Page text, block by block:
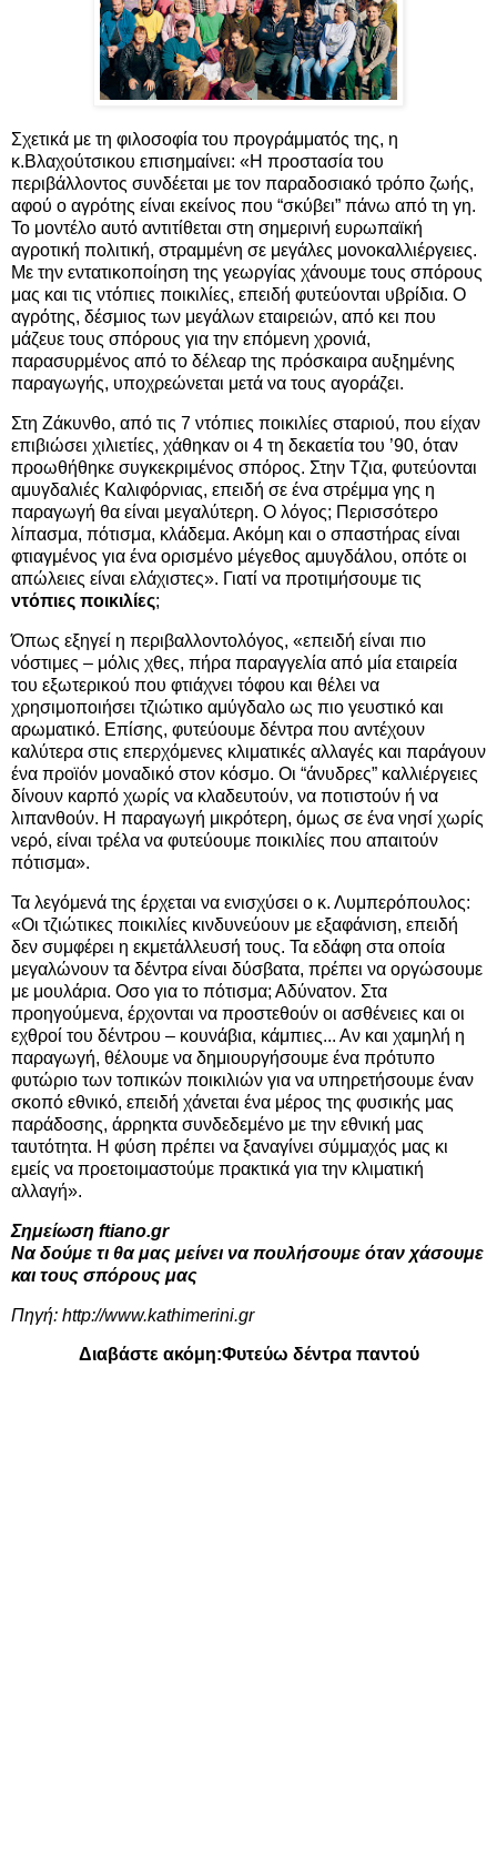
Σχετικά με τη φιλοσοφία του προγράμματός της, η
κ.Βλαχούτσικου επισημαίνει: «Η προστασία του
περιβάλλοντος συνδέεται με τον παραδοσιακό τρόπο ζωής,
αφού ο αγρότης είναι εκείνος που “σκύβει” πάνω από τη γη.
Το μοντέλο αυτό αντιτίθεται στη σημερινή ευρωπαϊκή
αγροτική πολιτική, στραμμένη σε μεγάλες μονοκαλλιέργειες.
Με την εντατικοποίηση της γεωργίας χάνουμε τους σπόρους
μας και τις ντόπιες ποικιλίες, επειδή φυτεύονται υβρίδια. Ο
αγρότης, δέσμιος των μεγάλων εταιρειών, από κει που
μάζευε τους σπόρους για την επόμενη χρονιά,
παρασυρμένος από το δέλεαρ της πρόσκαιρα αυξημένης
παραγωγής, υποχρεώνεται μετά να τους αγοράζει.
Στη Ζάκυνθο, από τις 7 ντόπιες ποικιλίες σταριού, που είχαν
επιβιώσει χιλιετίες, χάθηκαν οι 4 τη δεκαετία του ’90, όταν
προωθήθηκε συγκεκριμένος σπόρος. Στην Τζια, φυτεύονται
αμυγδαλιές Καλιφόρνιας, επειδή σε ένα στρέμμα γης η
παραγωγή θα είναι μεγαλύτερη. Ο λόγος; Περισσότερο
λίπασμα, πότισμα, κλάδεμα. Ακόμη και ο σπαστήρας είναι
φτιαγμένος για ένα ορισμένο μέγεθος αμυγδάλου, οπότε οι
απώλειες είναι ελάχιστες». Γιατί να προτιμήσουμε τις
ντόπιες ποικιλίες;
Όπως εξηγεί η περιβαλλοντολόγος, «επειδή είναι πιο
νόστιμες – μόλις χθες, πήρα παραγγελία από μία εταιρεία
του εξωτερικού που φτιάχνει τόφου και θέλει να
χρησιμοποιήσει τζιώτικο αμύγδαλο ως πιο γευστικό και
αρωματικό. Επίσης, φυτεύουμε δέντρα που αντέχουν
καλύτερα στις επερχόμενες κλιματικές αλλαγές και παράγουν
ένα προϊόν μοναδικό στον κόσμο. Οι “άνυδρες” καλλιέργειες
δίνουν καρπό χωρίς να κλαδευτούν, να ποτιστούν ή να
λιπανθούν. Η παραγωγή μικρότερη, όμως σε ένα νησί χωρίς
νερό, είναι τρέλα να φυτεύουμε ποικιλίες που απαιτούν
πότισμα».
Τα λεγόμενά της έρχεται να ενισχύσει ο κ. Λυμπερόπουλος:
«Οι τζιώτικες ποικιλίες κινδυνεύουν με εξαφάνιση, επειδή
δεν συμφέρει η εκμετάλλευσή τους. Τα εδάφη στα οποία
μεγαλώνουν τα δέντρα είναι δύσβατα, πρέπει να οργώσουμε
με μουλάρια. Οσο για το πότισμα; Αδύνατον. Στα
προηγούμενα, έρχονται να προστεθούν οι ασθένειες και οι
εχθροί του δέντρου – κουνάβια, κάμπιες... Αν και χαμηλή η
παραγωγή, θέλουμε να δημιουργήσουμε ένα πρότυπο
φυτώριο των τοπικών ποικιλιών για να υπηρετήσουμε έναν
σκοπό εθνικό, επειδή χάνεται ένα μέρος της φυσικής μας
παράδοσης, άρρηκτα συνδεδεμένο με την εθνική μας
ταυτότητα. Η φύση πρέπει να ξαναγίνει σύμμαχός μας κι
εμείς να προετοιμαστούμε πρακτικά για την κλιματική
αλλαγή».
Σημείωση ftiano.gr
Να δούμε τι θα μας μείνει να πουλήσουμε όταν χάσουμε
και τους σπόρους μας
Πηγή: http://www.kathimerini.gr
Διαβάστε ακόμη:Φυτεύω δέντρα παντού